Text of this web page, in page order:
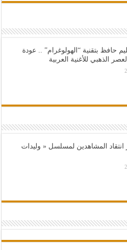
حافظ بتقنية “الهولوغرام” .. عودة
الذهبي للأغنية العربية
انتقاد المشاهدين لمسلسل « وليدات